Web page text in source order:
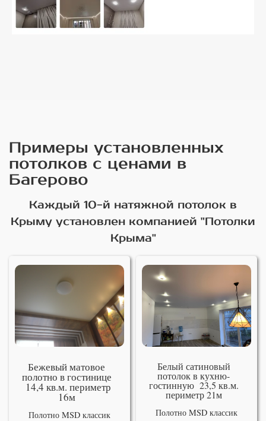
Примеры установленных
потолков с ценами в
Багерово
Каждый 10-й натяжной потолок в
Крыму установлен компанией "Потолки
Крыма"
Бежевый матовое
полотно в гостинице
14,4 кв.м. периметр
16м
Полотно MSD классик
Белый сатиновый
потолок в кухню-
гостинную 23,5 кв.м.
периметр 21м
Полотно MSD классик